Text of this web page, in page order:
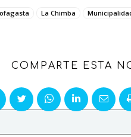
La Chimba
COMPARTE ESTA